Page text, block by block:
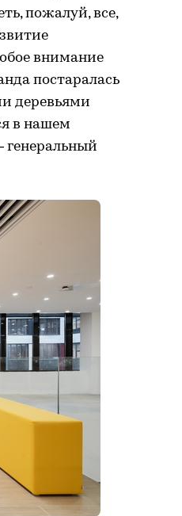
пожалуй, все,
внимание
постаралась
деревьями
в нашем
генеральный